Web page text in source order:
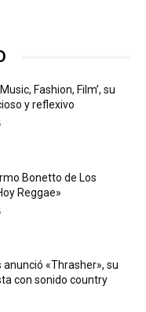
Fashion, Film’, su
y reflexivo
Bonetto de Los
Reggae»
anunció «Thrasher», su
con sonido country